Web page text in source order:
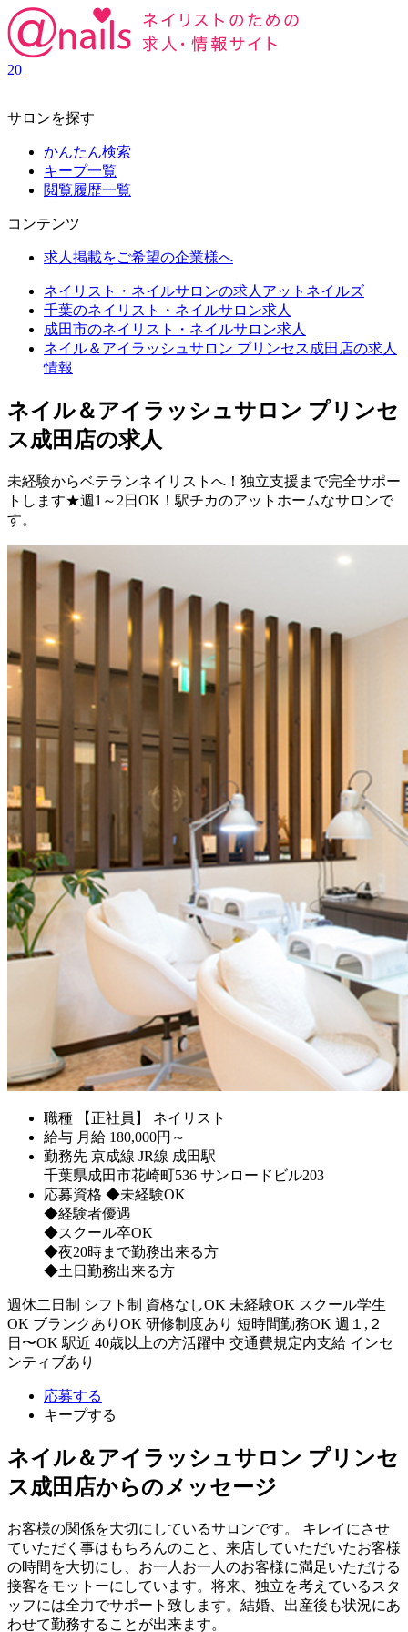
20
サロンを探す
かんたん検索
キープ一覧
閲覧履歴一覧
コンテンツ
求人掲載をご希望の企業様へ
ネイリスト・ネイルサロンの求人アットネイルズ
千葉のネイリスト・ネイルサロン求人
成田市のネイリスト・ネイルサロン求人
ネイル＆アイラッシュサロン プリンセス成田店の求人
情報
ネイル＆アイラッシュサロン プリンセ
ス成田店の求人
未経験からベテランネイリストへ！独立支援まで完全サポー
トします★週1～2日OK！駅チカのアットホームなサロンで
す。
職種
【正社員】 ネイリスト
給与 月給 180,000円～
勤務先 京成線 JR線 成田駅
千葉県成田市花崎町536 サンロードビル203
応募資格 ◆未経験OK
◆経験者優遇
◆スクール卒OK
◆夜20時まで勤務出来る方
◆土日勤務出来る方
週休二日制 シフト制 資格なしOK 未経験OK スクール学生
OK ブランクありOK 研修制度あり 短時間勤務OK 週１,２
日〜OK 駅近 40歳以上の方活躍中 交通費規定内支給 インセ
ンティブあり
応募する
キープする
ネイル＆アイラッシュサロン プリンセ
ス成田店からのメッセージ
お客様の関係を大切にしているサロンです。 キレイにさせ
ていただく事はもちろんのこと、来店していただいたお客様
の時間を大切にし、お一人お一人のお客様に満足いただける
接客をモットーにしています。将来、独立を考えているスタ
ッフには全力でサポート致します。結婚、出産後も状況にあ
わせて勤務することが出来ます。